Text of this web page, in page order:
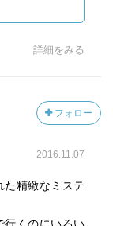
詳細をみる
フォロー
2016.11.07
た精緻なミステ